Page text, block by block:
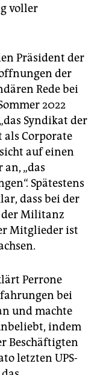
voller
Präsident der
der
Rede bei
2022
Syndikat der
Corporate
auf einen
„das
Spätestens
dass bei der
der Militanz
Mitglieder ist
Perrone
bei
und machte
indem
Beschäftigten
letzten UPS-